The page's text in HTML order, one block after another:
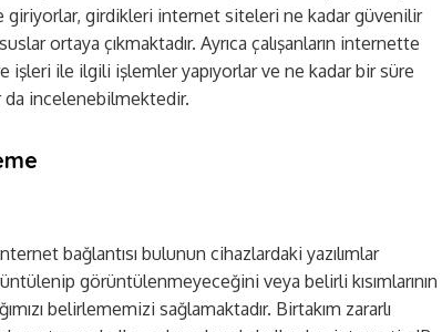
girdikleri internet siteleri ne kadar güvenilir
ortaya çıkmaktadır. Ayrıca çalışanların internette
işleri ile ilgili işlemler yapıyorlar ve ne kadar bir süre
da incelenebilmektedir.
bağlantısı bulunun cihazlardaki yazılımlar
görüntülenmeyeceğini veya belirli kısımlarının
belirlememizi sağlamaktadır. Birtakım zararlı